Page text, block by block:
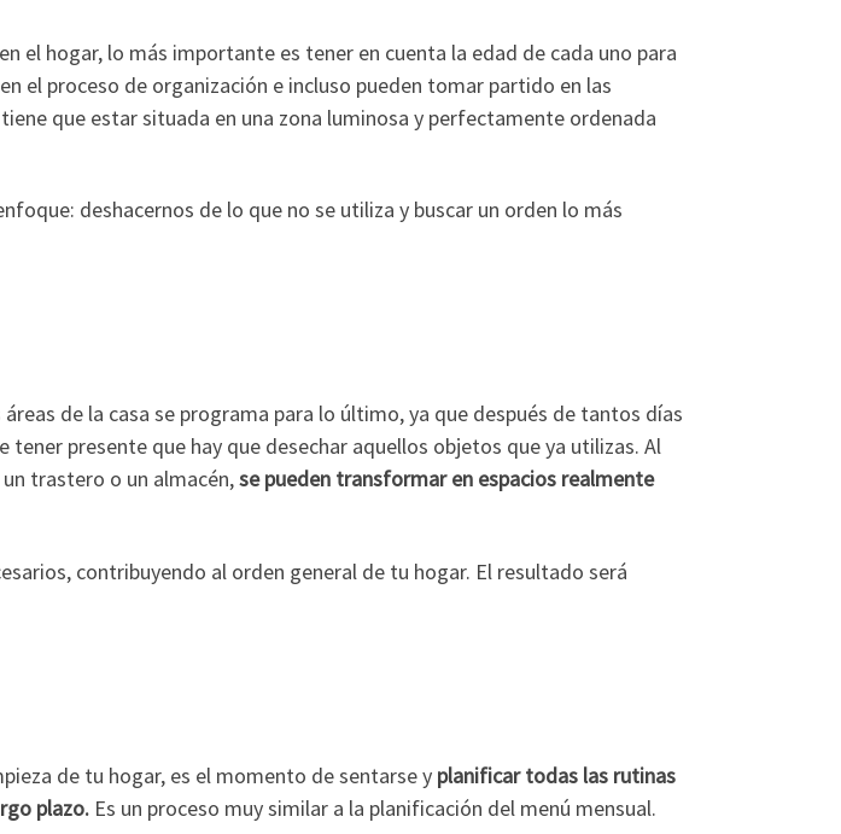
en el hogar, lo más importante es tener en cuenta la edad de cada uno para
el proceso de organización e incluso pueden tomar partido en las
tiene que estar situada en una zona luminosa y perfectamente ordenada
deshacernos de lo que no se utiliza y buscar un orden lo más
de la casa se programa para lo último, ya que después de tantos días
presente que hay que desechar aquellos objetos que ya utilizas. Al
trastero o un almacén,se pueden transformar en espacios realmente
contribuyendo al orden general de tu hogar. El resultado será
de tu hogar, es el momento de sentarse y planificar todas las rutinas
plazo. Es un proceso muy similar a la planificación del menú mensual.